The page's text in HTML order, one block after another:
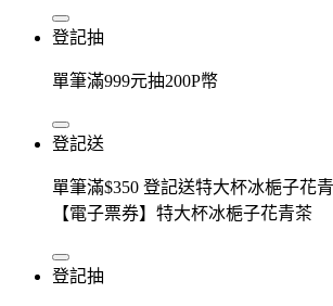
登記抽
單筆滿999元抽200P幣
登記送
單筆滿$350 登記送特大杯冰梔子花
【電子票券】特大杯冰梔子花青茶
登記抽